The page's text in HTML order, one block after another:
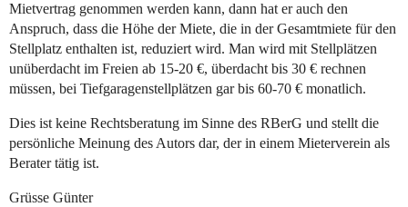
Mietvertrag genommen werden kann, dann hat er auch den
Anspruch, dass die Höhe der Miete, die in der Gesamtmiete für den
Stellplatz enthalten ist, reduziert wird. Man wird mit Stellplätzen
unüberdacht im Freien ab 15-20 €, überdacht bis 30 € rechnen
müssen, bei Tiefgaragenstellplätzen gar bis 60-70 € monatlich.
Dies ist keine Rechtsberatung im Sinne des RBerG und stellt die
persönliche Meinung des Autors dar, der in einem Mieterverein als
Berater tätig ist.
Grüsse Günter